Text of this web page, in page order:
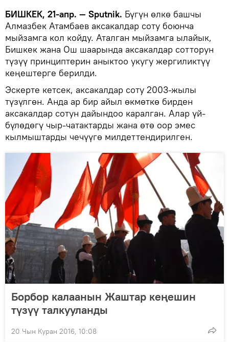
БИШКЕК, 21-апр. — Sputnik. Бүгүн өлкө башчы
Алмазбек Атамбаев аксакалдар соту боюнча
мыйзамга кол койду. Аталган мыйзамга ылайык,
Бишкек жана Ош шаарында аксакалдар сотторун
түзүү принциптерин аныктоо укугу жергиликтүү
кеңештерге берилди.
Эскерте кетсек, аксакалдар соту 2003-жылы
түзүлгөн. Анда ар бир айыл өкмөткө бирден
аксакалдар сотун дайындоо каралган. Алар үй-
бүлөдөгү чыр-чатактарды жана өтө оор эмес
кылмыштарды чечүүгө милдеттендирилген.
Борбор калаанын Жаштар кеңешин
түзүү талкууланды
20 Чын Куран 2016, 10:08